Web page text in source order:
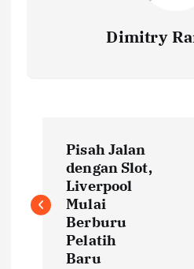
Dimitry
s
Pisah Jalan
dengan Slot,
Liverpool
Mulai
Berburu
Pelatih
Baru